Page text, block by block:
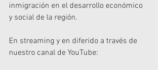
inmigración en el desarrollo económico
y social de la región.
En streaming y en diferido a través de
nuestro canal de YouTube: